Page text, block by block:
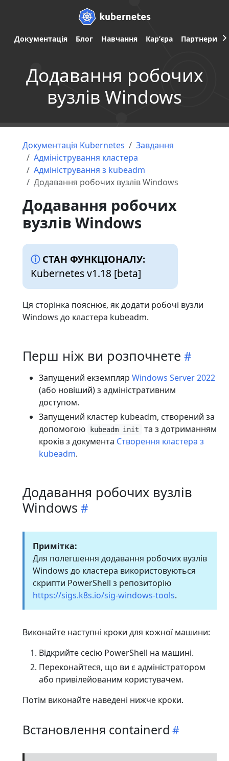
Документація Блог Навчання Карʼєра Партнери
Додавання робочих
вузлів Windows
Документація Kubernetes
Завдання
Адміністрування кластера
Адміністрування з kubeadm
Додавання робочих вузлів Windows
Додавання робочих
вузлів Windows
СТАН ФУНКЦІОНАЛУ:
Kubernetes v1.18 [beta]
Ця сторінка пояснює, як додати робочі вузли
Windows до кластера kubeadm.
Перш ніж ви розпочнете
Запущений екземпляр Windows Server 2022
(або новіший) з адміністративним
доступом.
Запущений кластер kubeadm, створений за
допомогою
kubeadm init
та з дотриманням
кроків з документа Створення кластера з
kubeadm.
Додавання робочих вузлів
Windows
Примітка:
Для полегшення додавання робочих вузлів
Windows до кластера використовуються
скрипти PowerShell з репозиторію
https://sigs.k8s.io/sig-windows-tools.
Виконайте наступні кроки для кожної машини:
Відкрийте сесію PowerShell на машині.
Переконайтеся, що ви є адміністратором
або привілейованим користувачем.
Потім виконайте наведені нижче кроки.
Встановлення containerd